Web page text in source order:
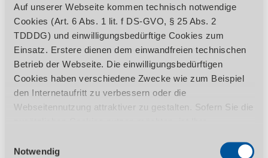
Auf unserer Webseite kommen technisch notwendige
Cookies (Art. 6 Abs. 1 lit. f DS-GVO, § 25 Abs. 2
TDDDG) und einwilligungsbedürftige Cookies zum
Einsatz. Erstere dienen dem einwandfreien technischen
Betrieb der Webseite. Die einwilligungsbedürftigen
Cookies haben verschiedene Zwecke wie zum Beispiel
den Internetaufritt zu verbessern oder die
Webseitennutzung attraktiver zu gestalten. Sofern Sie die
1 TDDDG erforderlich. Ihre erteilte Einwilligung können
Notwendig
bieten wir Ihnen eine breitgefächerte und
qualitativ hochwertige Auswahl an Videos.
Abonnieren Sie uns, um keines der neuen Videos
Wir wünschen Ihnen viel Spaß beim Anschauen!